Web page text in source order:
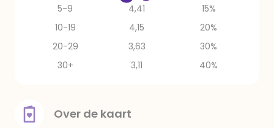
5-9
4,41
15%
10-19
4,15
20%
20-29
3,63
30%
30+
3,11 40%
Over de kaart